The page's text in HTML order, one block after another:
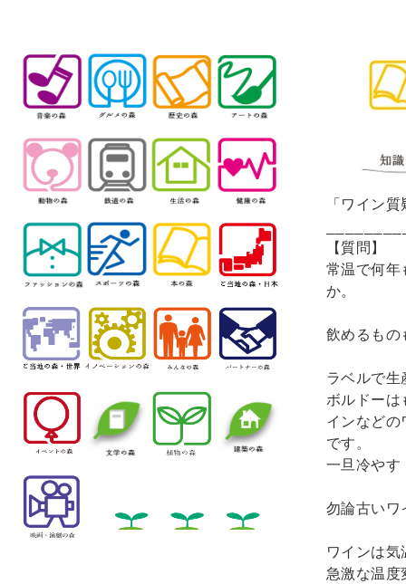
「ワイン
【質問】
常温で何年
か。
飲めるも
ラベルで
ボルドー
インなど
です。
一旦冷や
勿論古い
ワインは
急激な温